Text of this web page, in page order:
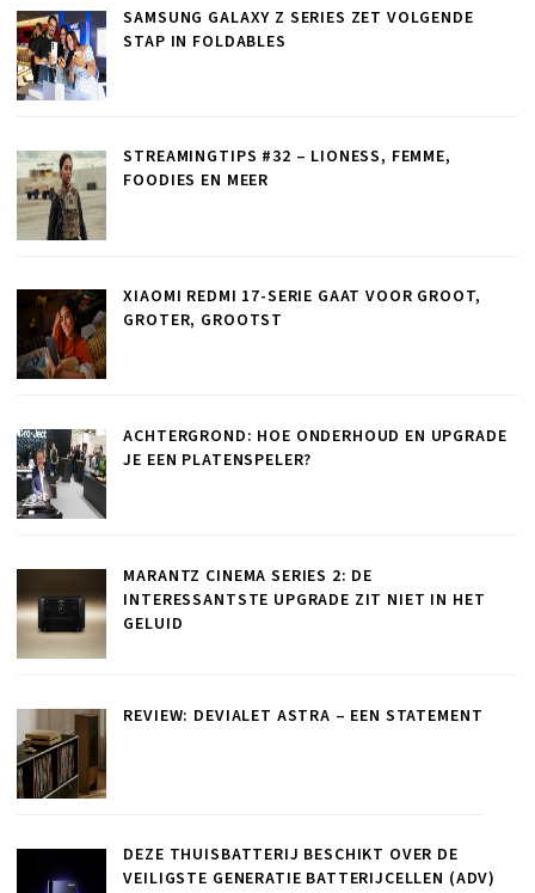
SAMSUNG GALAXY Z SERIES ZET VOLGENDE
STAP IN FOLDABLES
STREAMINGTIPS #32 – LIONESS, FEMME,
FOODIES EN MEER
XIAOMI REDMI 17-SERIE GAAT VOOR GROOT,
GROTER, GROOTST
ACHTERGROND: HOE ONDERHOUD EN UPGRADE
JE EEN PLATENSPELER?
MARANTZ CINEMA SERIES 2: DE
INTERESSANTSTE UPGRADE ZIT NIET IN HET
GELUID
REVIEW: DEVIALET ASTRA – EEN STATEMENT
DEZE THUISBATTERIJ BESCHIKT OVER DE
VEILIGSTE GENERATIE BATTERIJCELLEN (ADV)